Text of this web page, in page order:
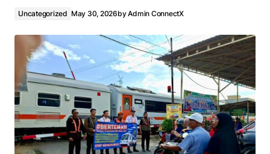
Uncategorized May 30, 2026byAdmin ConnectX